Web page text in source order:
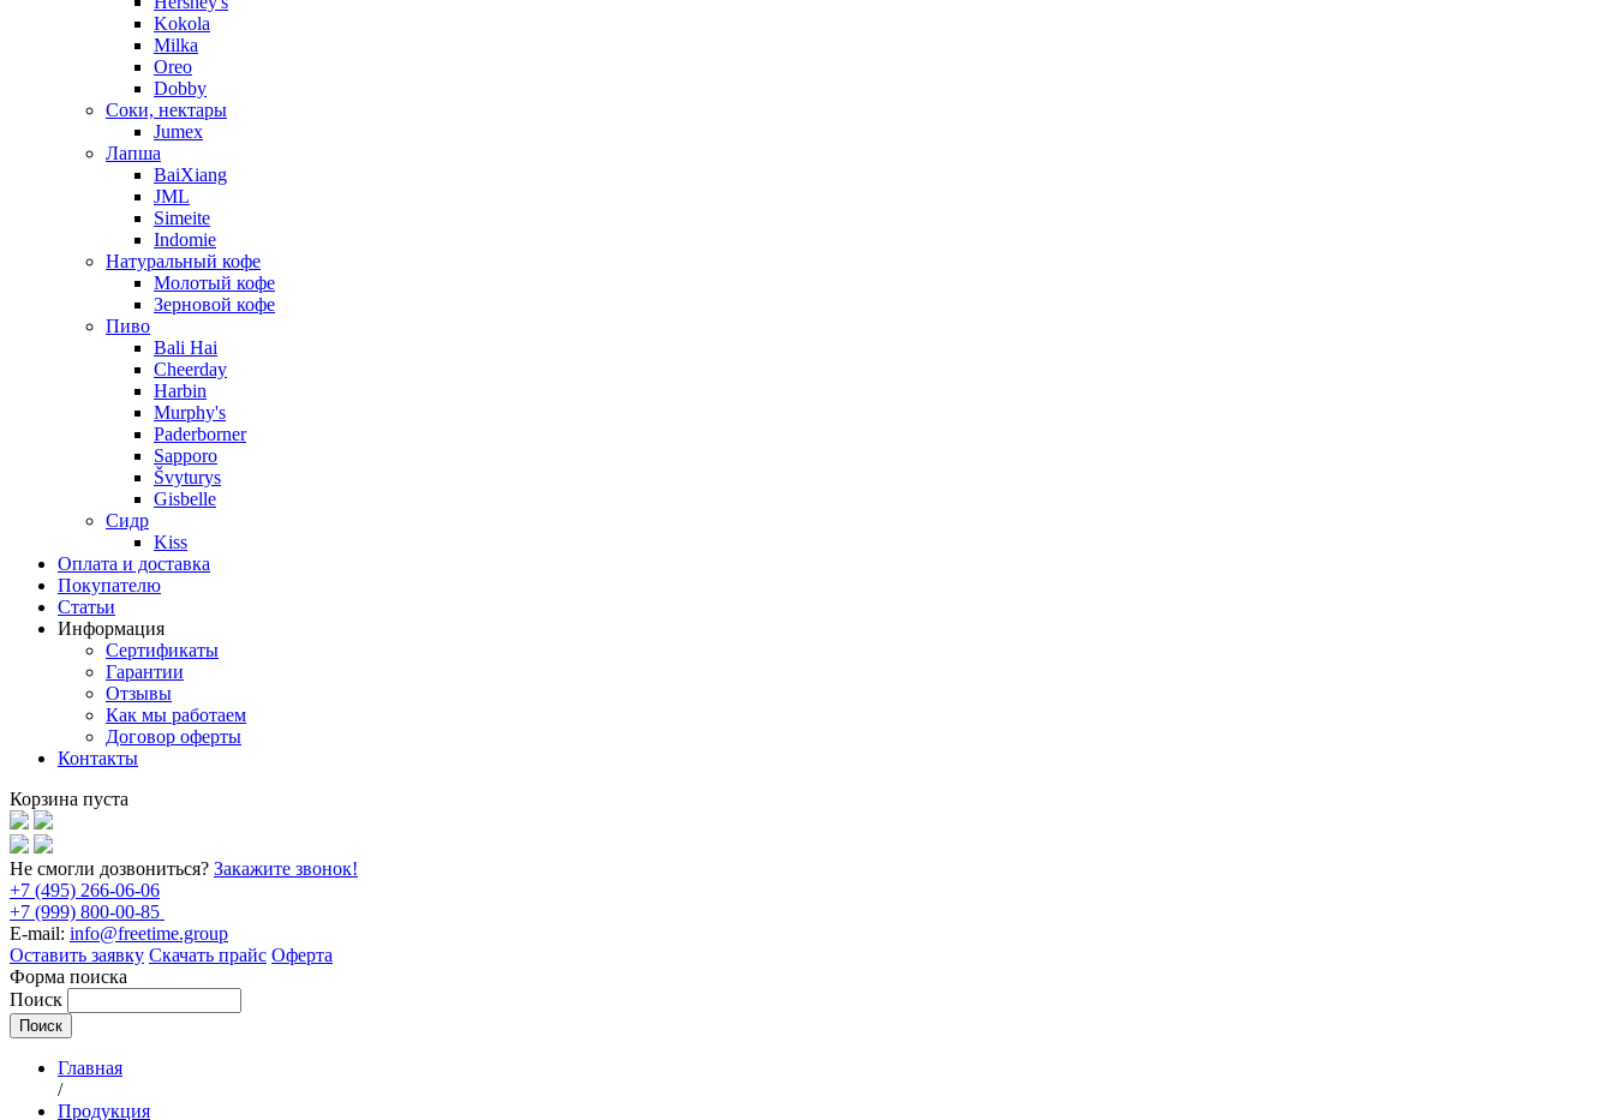
Kokola
Milka
Oreo
Dobby
Соки, нектары
Jumex
Лапша
BaiXiang
JML
Simeite
Indomie
Натуральный кофе
Молотый кофе
Зерновой кофе
Пиво
Bali Hai
Cheerday
Harbin
Murphy's
Paderborner
Sapporo
Švyturys
Gisbelle
Сидр
Kiss
Оплата и доставка
Покупателю
Статьи
Информация
Сертификаты
Гарантии
Отзывы
Как мы работаем
Договор оферты
Контакты
Корзина пуста
Не смогли дозвониться? Закажите звонок!
+7 (495) 266-06-06
+7 (999) 800-00-85
E-mail: info@freetime.group
Оставить заявку Скачать прайс Оферта
Форма поиска
Поиск
Главная
/
Продукция